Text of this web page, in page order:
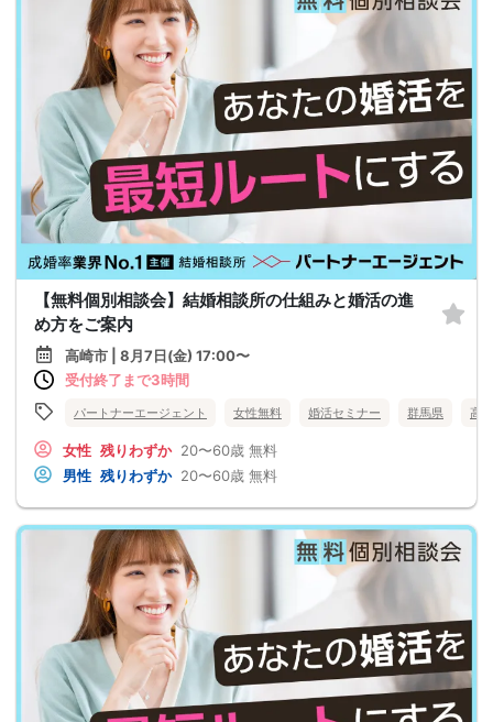
【無料個別相談会】結婚相談所の仕組みと婚活の進
め方をご案内
高崎市 | 8月7日(金) 17:00〜
受付終了まで3時間
パートナーエージェント 女性無料 婚活セミナー 群馬県 高
女性 残りわずか 20〜60歳 無料
男性 残りわずか 20〜60歳 無料